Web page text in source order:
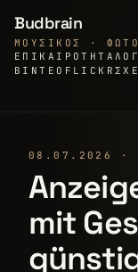
Budbrain
ΜΟΥΣΙΚΌΣ ·
ΕΠΙΚΑΙΡΌΤΗΤΑ
ΒΊΝΤΕΟ FLICKR
08.07.2026 ·
mit